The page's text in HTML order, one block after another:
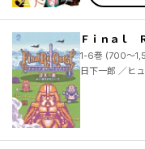
Ｆｉｎａｌ
1-6巻 (700～
日下一郎